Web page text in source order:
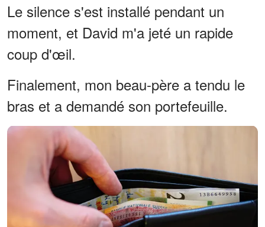
Le silence s'est installé pendant un
moment, et David m'a jeté un rapide
coup d'œil.
Finalement, mon beau-père a tendu le
bras et a demandé son portefeuille.